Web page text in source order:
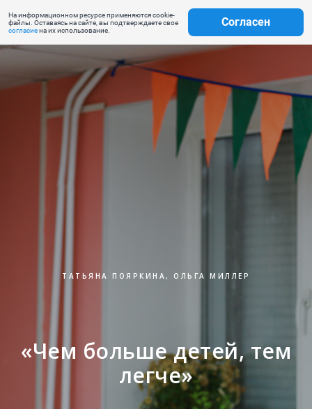
На информационном ресурсе применяются cookie-
файлы. Оставаясь на сайте, вы подтверждаете свое
согласиена их использование.
Согласен
ТАТЬЯНА ПОЯРКИНА, ОЛЬГА МИЛЛЕР
«Чем больше детей, тем
легче»